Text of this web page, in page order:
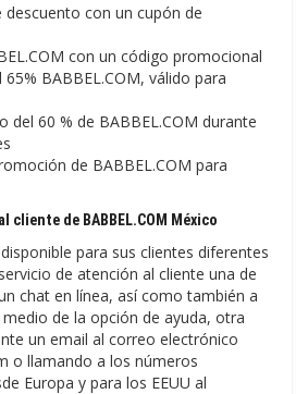
descuento con un cupón de
con un código promocional
BABBEL.COM, válido para
del 60 % de BABBEL.COM durante
de BABBEL.COM para
cliente de BABBEL.COM México
para sus clientes diferentes
de atención al cliente una de
chat en línea, así como también a
de la opción de ayuda, otra
un email al correo electrónico
o llamando a los números
Europa y para los EEUU al